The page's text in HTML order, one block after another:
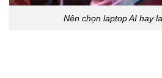
Nên chọn laptop AI hay